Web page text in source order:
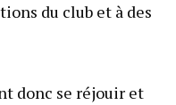
du club et à des
donc se réjouir et